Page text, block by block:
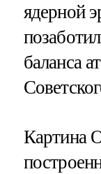
ядерной
баланса
Картина